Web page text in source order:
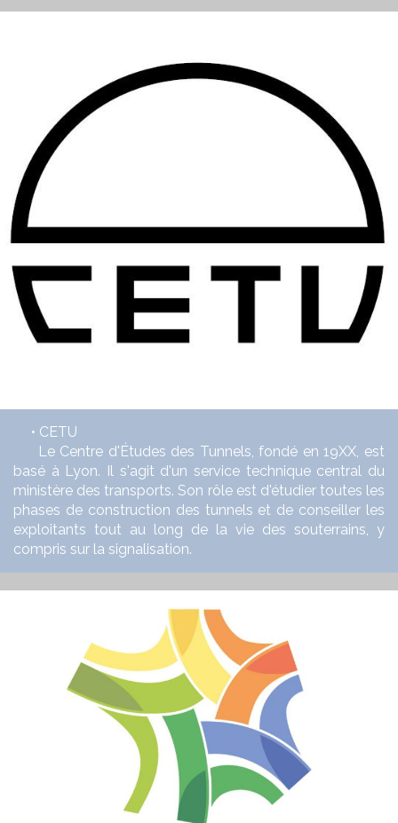
• CETU
Le Centre d'Études des Tunnels, fondé en 19XX, est
basé à Lyon. Il s'agit d'un service technique central du
ministère des transports. Son rôle est d'étudier toutes les
phases de construction des tunnels et de conseiller les
exploitants tout au long de la vie des souterrains, y
compris sur la signalisation.